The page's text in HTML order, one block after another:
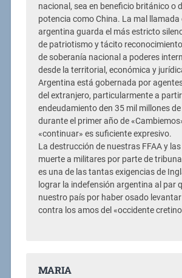
nacional, sea en beneficio británico o
potencia como China. La mal llamada
argentina guarda el más estricto
de patriotismo y tácito
de soberanía nacional a poderes
desde la territorial, económica y
Argentina está gobernada por
del extranjero, particularmente a partir
endeudamiento den 35 mil millones
durante el primer año de
«continuar» es suficiente expresivo.
La destrucción de nuestras FFAA y
muerte a militares por parte de
es una de las tantas exigencias de
lograr la indefensión argentina al par
nuestro país por haber osado
contra los amos del «occidente
MARIA